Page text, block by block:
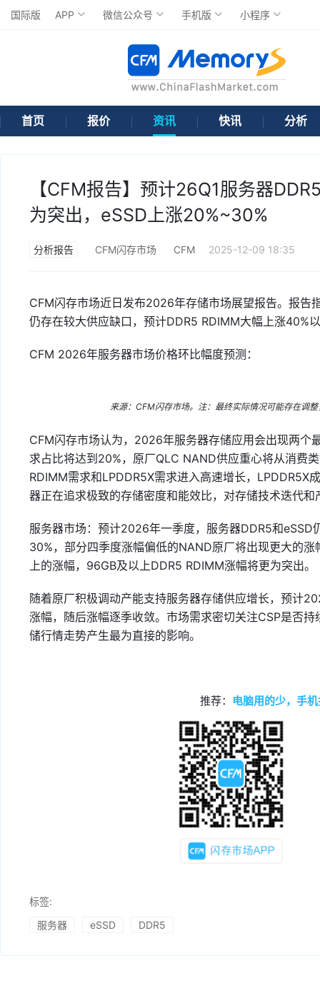
国际版 APP 微信公众号 手机版 小程序
首页 报价 资讯 快讯 分析
【CFM报告】预计26Q1服务器
为突出，eSSD上涨20%~30%
分析报告 CFM闪存市场 CFM 2025-12-09 18:35
CFM闪存市场近日发布2026年存储市场展望报告。报
仍存在较大供应缺口，预计DDR5 RDIMM大幅上涨40%
CFM 2026年服务器市场价格环比幅度预测：
来源：CFM闪存市场。注：最终实际情况可能存在调
CFM闪存市场认为，2026年服务器存储应用会出现两
求占比将达到20%，原厂QLC NAND供应重心将从消费
RDIMM需求和LPDDR5X需求进入高速增长，LPDDR5X
器正在追求极致的存储密度和能效比，对存储技术迭代
服务器市场：预计2026年一季度，服务器DDR5和
30%，部分四季度涨幅偏低的NAND原厂将出现更大的
上的涨幅，96GB及以上DDR5 RDIMM涨幅将更为突出。
随着原厂积极调动产能支持服务器存储供应增长，预计
涨幅，随后涨幅逐季收敛。市场需求密切关注CSP是否
储行情走势产生最为直接的影响。
推荐： 电脑用的少，手
标签:
服务器
eSSD DDR5